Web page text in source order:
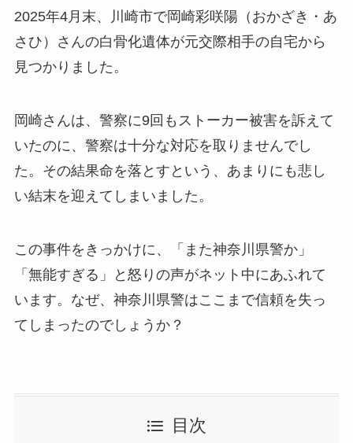
2025年4月末、川崎市で岡崎彩咲陽（おかざき・あ
さひ）さんの白骨化遺体が元交際相手の自宅から
見つかりました。
岡崎さんは、警察に9回もストーカー被害を訴えて
いたのに、警察は十分な対応を取りませんでし
た。その結果命を落とすという、あまりにも悲し
い結末を迎えてしまいました。
この事件をきっかけに、「また神奈川県警か」
「無能すぎる」と怒りの声がネット中にあふれて
います。なぜ、神奈川県警はここまで信頼を失っ
てしまったのでしょうか？
目次